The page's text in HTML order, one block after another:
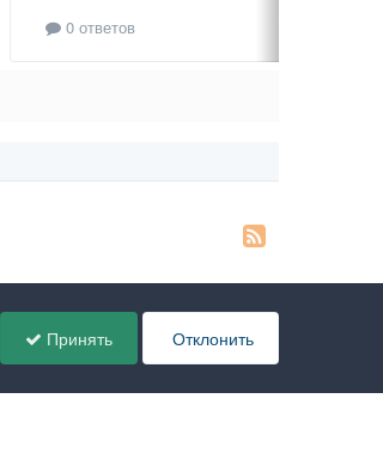
0 ответов
Принять Отклонить